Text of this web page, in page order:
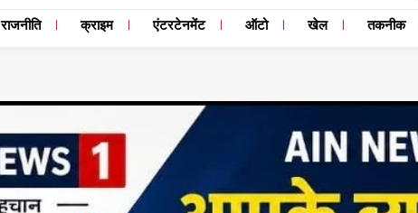
राजनीति क्राइम एंटरटेनमेंट ऑटो खेल तकनीक